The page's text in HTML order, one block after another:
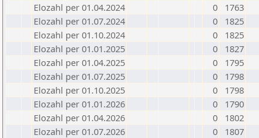
Elozahl per 01.04.2024
0
1763
Elozahl per 01.07.2024
0
1825
Elozahl per 01.10.2024
0
1825
Elozahl per 01.01.2025
0
1827
Elozahl per 01.04.2025
0
1795
Elozahl per 01.07.2025
0
1798
Elozahl per 01.10.2025
0
1798
Elozahl per 01.01.2026
0
1790
Elozahl per 01.04.2026
0
1802
Elozahl per 01.07.2026
0 1807